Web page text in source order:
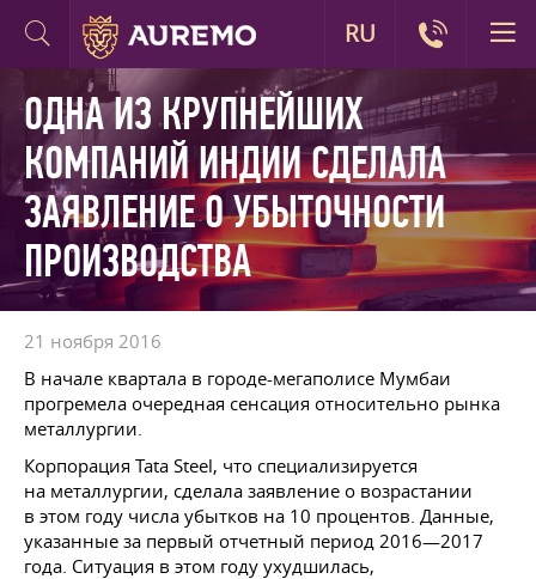
ОДНА ИЗ КРУПНЕЙШИХ
КОМПАНИЙ ИНДИИ СДЕЛАЛА
ЗАЯВЛЕНИЕ О УБЫТОЧНОСТИ
ПРОИЗВОДСТВА
21 ноября 2016
В начале квартала в городе-мегаполисе Мумбаи
прогремела очередная сенсация относительно рынка
металлургии.
Корпорация Tata Steel, что специализируется
на металлургии, сделала заявление о возрастании
в этом году числа убытков на 10 процентов. Данные,
указанные за первый отчетный период 2016—2017
года. Ситуация в этом году ухудшилась,
RU